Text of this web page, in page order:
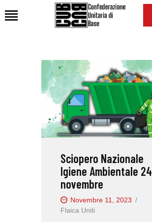
HOME
CHI SIAMO
SEDI
NEWS
PODCAST CUB
INTERNAZIONALE
RASSEGNA STAMPA
Sciopero Nazionale
Igiene Ambientale 24
novembre
Novembre 11, 2023
Flaica Uniti